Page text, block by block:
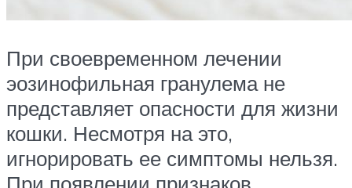
При своевременном лечении
эозинофильная гранулема не
представляет опасности для жизни
кошки. Несмотря на это,
игнорировать ее симптомы нельзя.